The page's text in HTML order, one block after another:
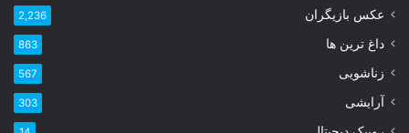
ر
ا
ا
ر
عکس بازیگران 2,236
داغ ترین ها 863
زناشویی 567
آرایشی 303